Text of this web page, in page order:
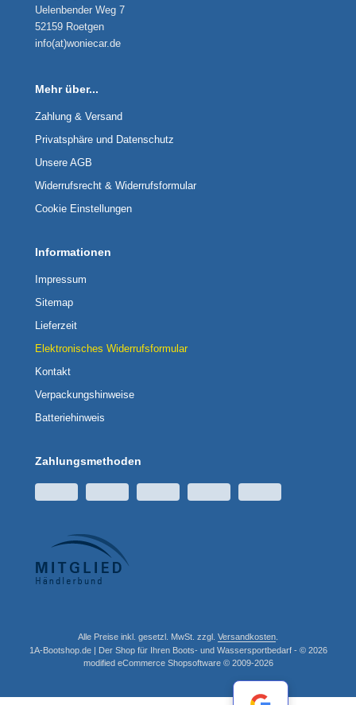
Uelenbender Weg 7
52159 Roetgen
info(at)woniecar.de
Mehr über...
Zahlung & Versand
Privatsphäre und Datenschutz
Unsere AGB
Widerrufsrecht & Widerrufsformular
Cookie Einstellungen
Informationen
Impressum
Sitemap
Lieferzeit
Elektronisches Widerrufsformular
Kontakt
Verpackungshinweise
Batteriehinweis
Zahlungsmethoden
Alle Preise inkl. gesetzl. MwSt. zzgl. Versandkosten
1A-Bootshop.de | Der Shop für Ihren Boots- und Wassersportbedarf - © 2026
modified eCommerce Shopsoftware © 2009-2026